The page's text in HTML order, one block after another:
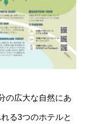
の広大な自然にあ
る3つのホテルと